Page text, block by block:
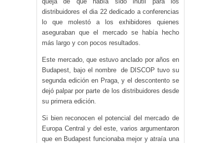
distribuidores el dia 22 dedicado a conferencias
lo que molestó a los exhibidores quienes
aseguraban que el mercado se había hecho
más largo y con pocos resultados.
Este mercado, que estuvo anclado por años en
Budapest, bajo el nombre de DISCOP tuvo su
segunda edición en Praga, y el descontento se
dejó palpar por parte de los distribuidores desde
su primera edición.
Si bien reconocen el potencial del mercado de
Europa Central y del este, varios argumentaron
que en Budapest funcionaba mejor y atraía una